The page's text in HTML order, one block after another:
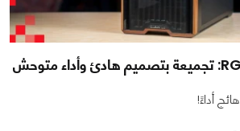
أداءً!